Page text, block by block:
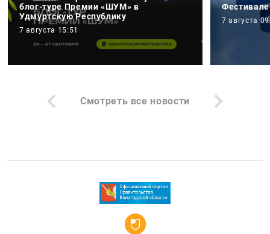
блог-туре Премии «ШУМ» в
Удмуртскую Республику
7 августа 15:51
7 августа
Смотреть все новости